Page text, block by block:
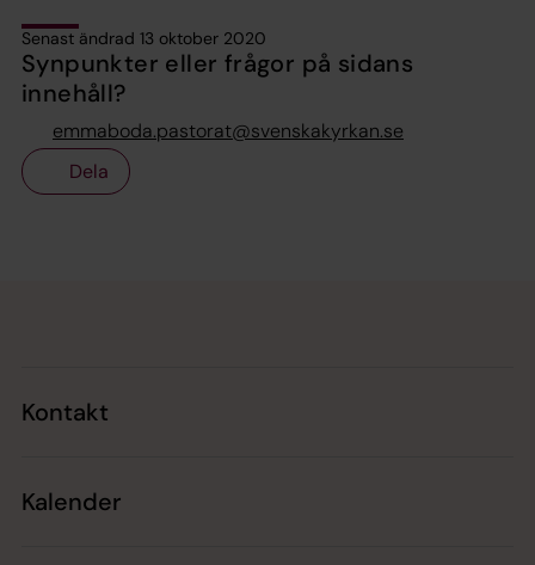
Senast ändrad 13 oktober 2020
Synpunkter eller frågor på sidans
innehåll?
emmaboda.pastorat@svenskakyrkan.se
Dela
Kontakt
Kalender